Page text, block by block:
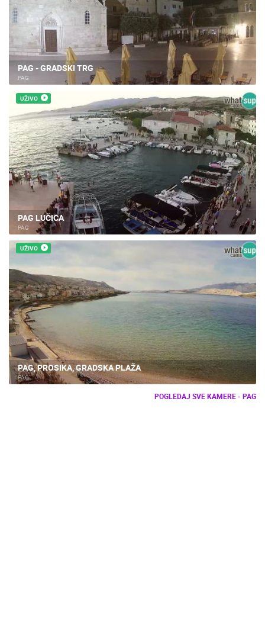
PAG - GRADSKI TRG
PAG
UŽIVO
PAG LUČICA
PAG
UŽIVO
PAG, PROSIKA, GRADSKA PLAŽA
PAG
POGLEDAJ SVE KAMERE - PAG